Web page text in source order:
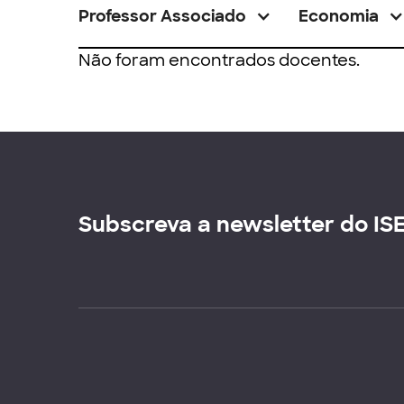
Professor Associado Economia
Não foram encontrados docentes.
Subscreva a newsletter do